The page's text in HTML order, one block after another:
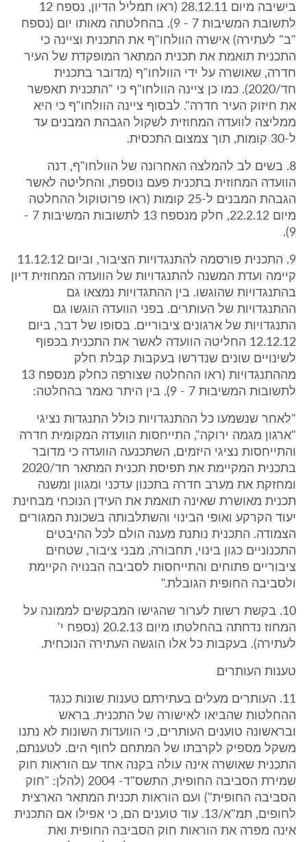
בישיבה מיום 28.12.11 (ראו תמליל הדיון, נספח 12
לתשובת המשיבות 7 - 9). בהחלטתה מאותו יום (נספח
"ב" לעתירה) אישרה הוולחו"ף את התכנית וציינה כי
התכנית תואמת את תכנית המתאר המופקדת של העיר
חדרה, שאושרה על ידי הוולחו"ף (מדובר בתכנית
חד/2020). כמו כן ציינה הוולחו"ף כי "התכנית תאפשר
את חיזוק העיר חדרה". לבסוף ציינה הוולחו"ף כי היא
ממליצה לוועדה המחוזית לשקול הגבהת המבנים עד
ל-30 קומות, תוך צמצום התכסית.
8. בשים לב להמלצה האחרונה של הוולחו"ף, דנה
הוועדה המחוזית בתכנית פעם נוספת, והחליטה לאשר
הגבהת המבנים ל-25 קומות (ראו פרוטוקול ההחלטה
מיום 22.2.12, חלק מנספח 13 לתשובות המשיבות 7 -
9).
9. התכנית פורסמה להתנגדויות הציבור, וביום 11.12.12
קיימה ועדת המשנה להתנגדויות של הוועדה המחוזית דיון
בהתנגדויות שהוגשו. בין ההתגדויות נמצאו גם
ההתנגדויות של העותרים. בפני הוועדה הוגשו גם
התנגדויות של ארגונים ציבוריים. בסופו של דבר, ביום
12.12.12 החליטה הוועדה לאשר את התכנית בכפוף
לשינויים שונים שנדרשו בעקבות קבלת חלק
מההתנגדויות (ראו ההחלטה שצורפה כחלק מנספח 13
לתשובות המשיבות 7 - 9). בין היתר נאמר בהחלטה:
"לאחר שנשמעו כל ההתנגדויות כולל התנגדות נציגי
"ארגון מגמה ירוקה", התייחסות הוועדה המקומית חדרה
והתייחסות נציגי היזמים, השתכנעה הוועדה כי מדובר
בתכנית המקיימת את תפיסת תכנית המתאר חד/2020
ומחזקת את מערב חדרה בתכנון עדכני ומגוון ומשנה
תכנית מאושרת שאינה תואמת את העידן הנוכחי מבחינת
יעוד הקרקע ואופי הבינוי והשתלבותה בשכונת המגורים
הצמודה. התכנית נותנת מענה הולם לכל ההיבטים
התכנוניים כגון בינוי, תחבורה, מבני ציבור, שטחים
ציבוריים פתוחים והתייחסות לסביבה הבנויה הקיימת
ולסביבה החופית הגובלת."
10. בקשת רשות לערור שהגישו המבקשים לממונה על
המחוז נדחתה בהחלטתו מיום 20.2.13 (נספח י'
לעתירה). בעקבות כל אלו הוגשה העתירה הנוכחית.
טענות העותרים
11. העותרים מעלים בעתירתם טענות שונות כנגד
ההחלטות שהביאו לאישורה של התכנית. בראש
ובראשונה טוענים העותרים, כי הוועדות השונות לא נתנו
משקל מספיק לקרבתו של המתחם לחוף הים. לטענתם,
התכנית שאושרה אינה עולה בקנה אחד עם הוראות חוק
שמירת הסביבה החופית, התשס"ד- 2004 (להלן: "חוק
הסביבה החופית") ועם הוראות תכנית המתאר הארצית
לחופים, תמ"א/13. עוד טוענים הם, כי אפילו אם התכנית
אינה מפרה את הוראות חוק הסביבה החופית ואת